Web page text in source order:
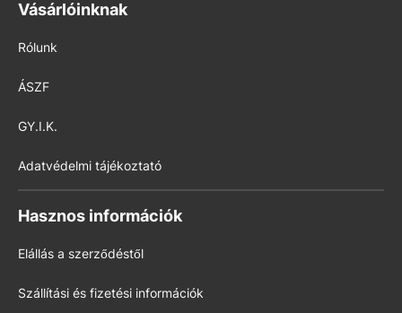
Vásárlóinknak
Rólunk
ÁSZF
GY.I.K.
Adatvédelmi tájékoztató
Hasznos információk
Elállás a szerződéstől
Szállítási és fizetési információk